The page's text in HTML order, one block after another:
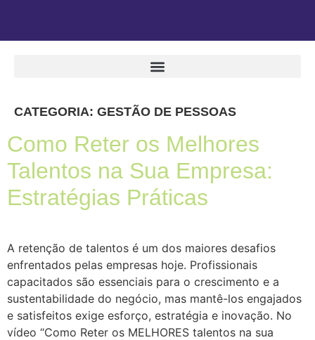
CATEGORIA: GESTÃO DE PESSOAS
Como Reter os Melhores
Talentos na Sua Empresa:
Estratégias Práticas
A retenção de talentos é um dos maiores desafios
enfrentados pelas empresas hoje. Profissionais
capacitados são essenciais para o crescimento e a
sustentabilidade do negócio, mas mantê-los engajados
e satisfeitos exige esforço, estratégia e inovação. No
vídeo “Como Reter os MELHORES talentos na sua